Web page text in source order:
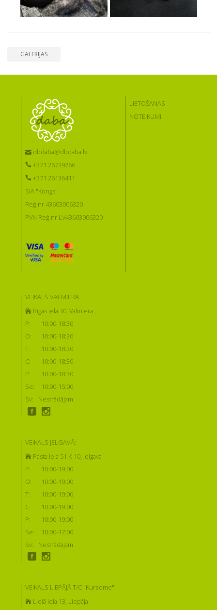
GALERIJAS
dbdaba@dbdaba.lv
+371 26739266
+371 26136411
SIA "Kongs"
Reģ.nr 43603006320
PVN Reģ.nr LV43603006320
LIETOŠANAS
NOTEIKUMI
VEIKALS VALMIERĀ:
Rīgas iela 30, Valmiera
P:
10:00-18:30
O:
10:00-18:30
T:
10:00-18:30
C:
10:00-18:30
P:
10:00-18:30
Se:
10:00-15:00
Sv:
Nestrādājam
VEIKALS JELGAVĀ:
Pasta iela 51 K-10, Jelgava
P:
10:00-19:00
O:
10:00-19:00
T:
10:00-19:00
C:
10:00-19:00
P:
10:00-19:00
Se:
10:00-17:00
Sv:
Nestrādājam
VEIKALS LIEPĀJĀ T/C "Kurzeme":
Lielā iela 13, Liepāja